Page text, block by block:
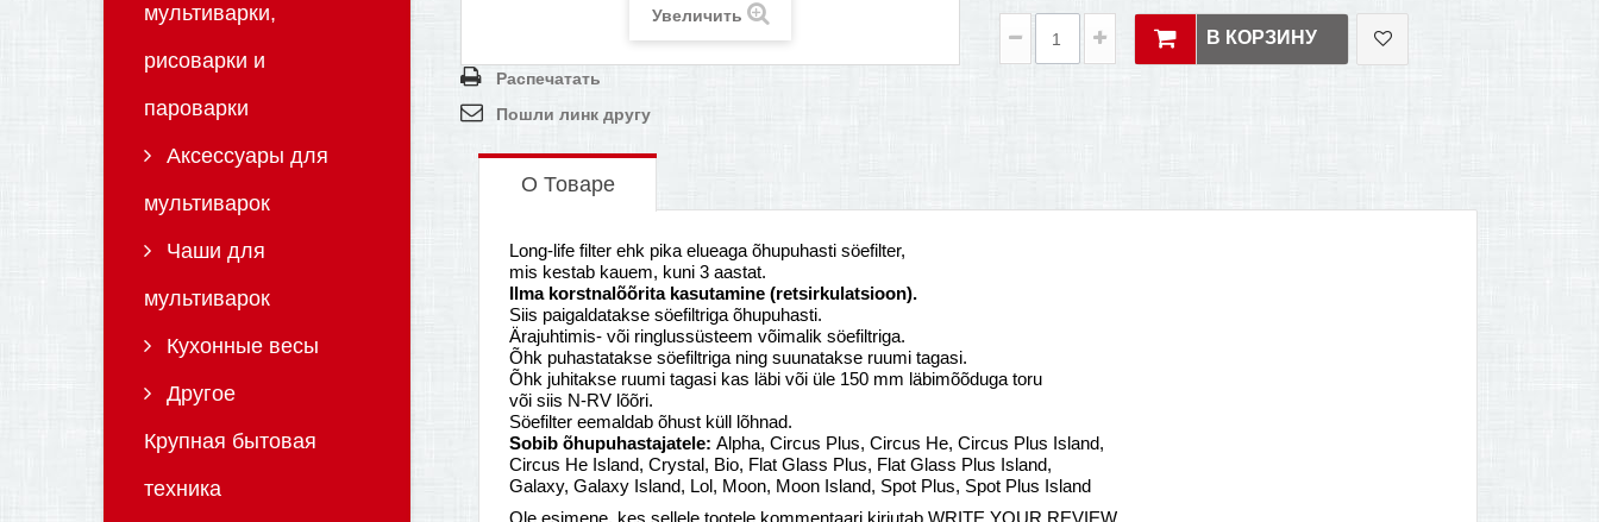
мультиварки,
рисоварки и
пароварки
Аксессуары для
мультиварок
Чаши для
мультиварок
Кухонные весы
Другое
Крупная бытовая
техника
Увеличить
Распечатать
Пошли линк другу
В КОРЗИНУ
О Товаре
Long-life filter ehk pika elueaga õhupuhasti söefilter,
mis kestab kauem, kuni 3 aastat.
Ilma korstnalõõrita kasutamine (retsirkulatsioon).
Siis paigaldatakse söefiltriga õhupuhasti.
Ärajuhtimis- või ringlussüsteem võimalik söefiltriga.
Õhk puhastatakse söefiltriga ning suunatakse ruumi tagasi.
Õhk juhitakse ruumi tagasi kas läbi või üle 150 mm läbimõõduga toru
või siis N-RV lõõri.
Söefilter eemaldab õhust küll lõhnad.
Sobib õhupuhastajatele: Alpha, Circus Plus, Circus He, Circus Plus Island,
Circus He Island, Crystal, Bio, Flat Glass Plus, Flat Glass Plus Island,
Galaxy, Galaxy Island, Lol, Moon, Moon Island, Spot Plus, Spot Plus Island
Ole esimene, kes sellele tootele kommentaari kirjutab WRITE YOUR REVIEW